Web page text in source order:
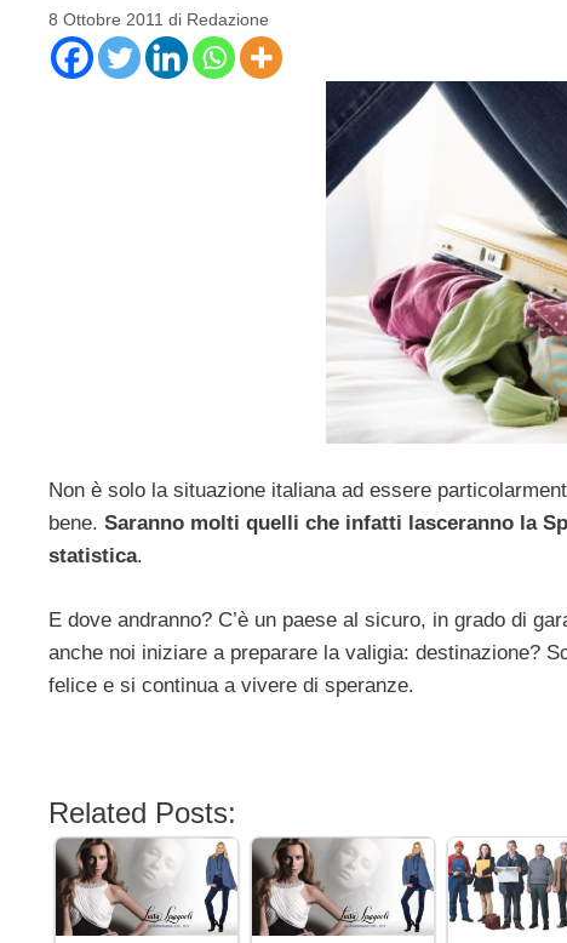
8 Ottobre 2011 di Redazione
Non è solo la situazione italiana ad essere
bene. Saranno molti quelli che infatti lasceranno la
statistica.
E dove andranno? C’è un paese al sicuro, in grado di
anche noi iniziare a preparare la valigia: destinazione?
felice e si continua a vivere di speranze.
Related Posts: